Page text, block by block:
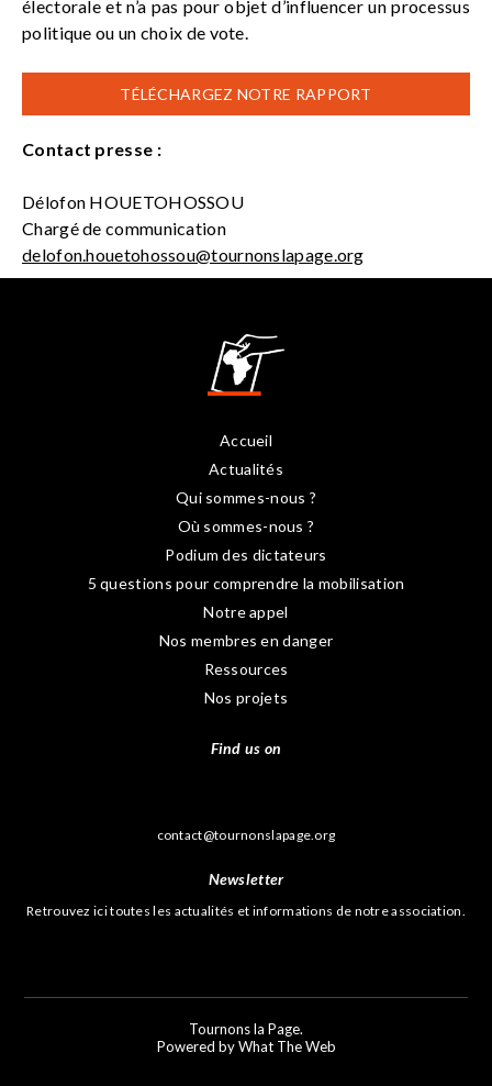
électorale et n’a pas pour objet d’influencer un processus
politique ou un choix de vote.
TÉLÉCHARGEZ NOTRE RAPPORT
Contact presse :
Délofon HOUETOHOSSOU
Chargé de communication
delofon.houetohossou@tournonslapage.org
Accueil
Actualités
Qui sommes-nous ?
Où sommes-nous ?
Podium des dictateurs
5 questions pour comprendre la mobilisation
Notre appel
Nos membres en danger
Ressources
Nos projets
Find us on
contact@tournonslapage.org
Newsletter
Retrouvez ici toutes les actualités et informations de notre association.
Tournons la Page.
Powered by What The Web